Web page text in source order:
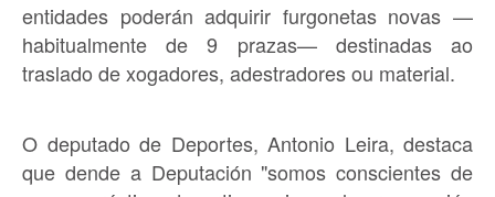
entidades poderán adquirir furgonetas novas —
habitualmente de 9 prazas— destinadas ao
traslado de xogadores, adestradores ou material.
O deputado de Deportes, Antonio Leira, destaca
que dende a Deputación "somos conscientes de